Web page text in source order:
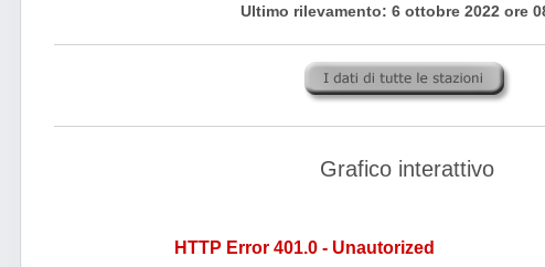
Ultimo rilevamento: 6 ottobre 2022 ore
Grafico interattivo